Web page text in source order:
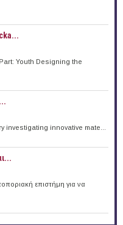
Youth Designing the
investigating innovative mate...
επιστήμη για να